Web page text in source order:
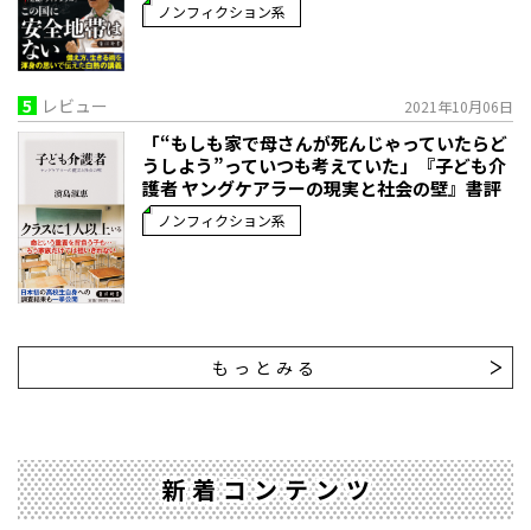
ノンフィクション系
5 レビュー 2021年10月06日
「“もしも家で母さんが死んじゃっていたらど
うしよう”っていつも考えていた」――『子ども介
護者 ヤングケアラーの現実と社会の壁』書評
ノンフィクション系
もっとみる
新着コンテンツ